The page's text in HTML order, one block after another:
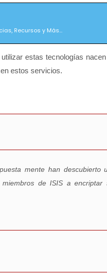
Recursos y Más...
estas tecnologías
estos servicios.
mente han
de ISIS a